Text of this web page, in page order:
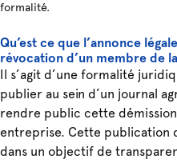
formalité.
Qu’est ce que l’annonce
révocation d’un membre de
Il s’agit d’une formalité
publier au sein d’un journal
rendre public cette
entreprise. Cette publication
dans un objectif de